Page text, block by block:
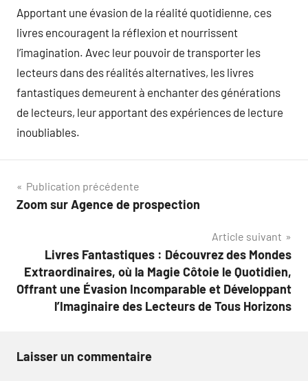
Apportant une évasion de la réalité quotidienne, ces
livres encouragent la réflexion et nourrissent
l’imagination. Avec leur pouvoir de transporter les
lecteurs dans des réalités alternatives, les livres
fantastiques demeurent à enchanter des générations
de lecteurs, leur apportant des expériences de lecture
inoubliables.
Navigation
de
Publication précédente
Zoom sur Agence de prospection
Article suivant
Livres Fantastiques : Découvrez des Mondes
Extraordinaires, où la Magie Côtoie le Quotidien,
Offrant une Évasion Incomparable et Développant
l’Imaginaire des Lecteurs de Tous Horizons
Laisser un commentaire